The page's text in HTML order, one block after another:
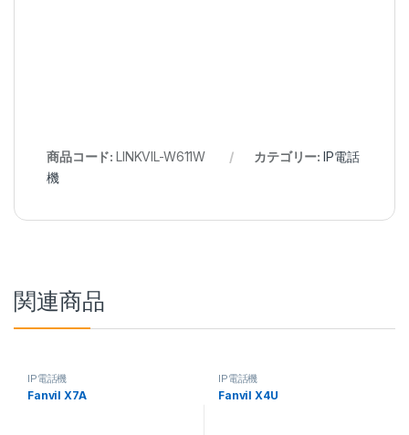
商品コード:LINKVIL-W611W カテゴリー: IP電話
機
関連商品
IP電話機
Fanvil X7A
IP電話機
Fanvil X4U